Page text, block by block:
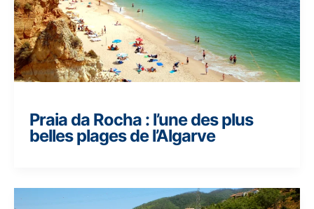
Praia da Rocha : l’une des plus
belles plages de l’Algarve